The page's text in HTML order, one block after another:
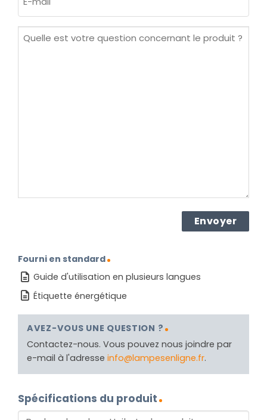
mail
Quelle
Fourni en standard
Guide d'utilisation en plusieurs langues
Étiquette énergétique
AVEZ-VOUS UNE QUESTION ?
Contactez-nous. Vous pouvez nous joindre par
e-mail à l'adresse info@lampesenligne.fr.
Spécifications du produit